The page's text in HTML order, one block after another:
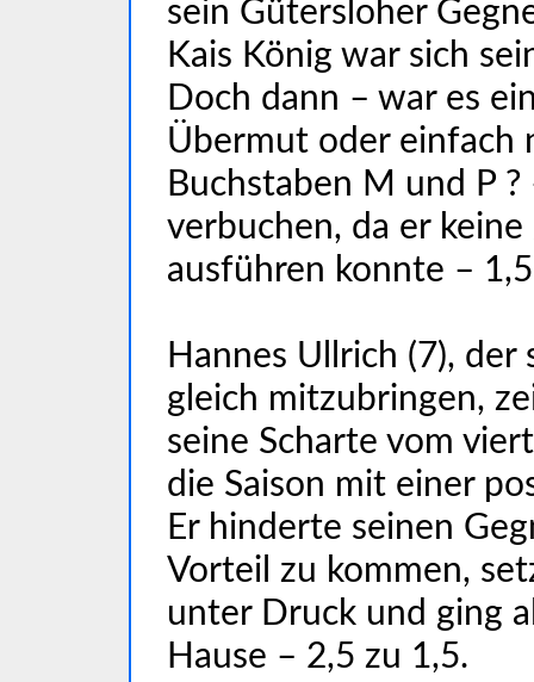
sein Gütersloher
Kais König war sich
Doch dann – war es
Übermut oder einfach
Buchstaben M und P
verbuchen, da er
ausführen konnte –
Hannes Ullrich (7),
gleich mitzubringen,
seine Scharte vom
die Saison mit einer
Er hinderte seinen
Vorteil zu kommen,
unter Druck und ging
Hause – 2,5 zu 1,5.